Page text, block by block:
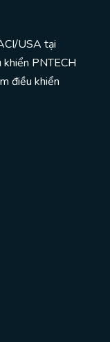
USA tại
PNTECH
điều khiển